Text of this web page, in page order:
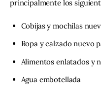
principalmente los
Cobijas y mochilas
Ropa y calzado nuevo
Alimentos enlatados y
Agua embotellada